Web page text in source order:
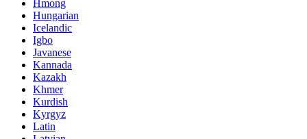
Hmong
Hungarian
Icelandic
Igbo
Javanese
Kannada
Kazakh
Khmer
Kurdish
Kyrgyz
Latin